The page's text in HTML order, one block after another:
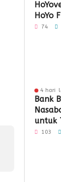
HoYo
74
4 hari
Bank
untuk
103